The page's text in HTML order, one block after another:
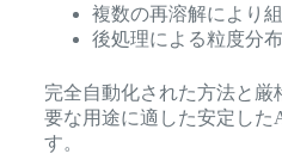
複数の再溶解により
後処理による粒度分
完全自動化された方法と厳
要な用途に適した安定した
す。